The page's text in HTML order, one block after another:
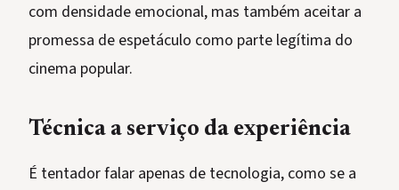
com densidade emocional, mas também aceitar a
promessa de espetáculo como parte legítima do
cinema popular.
Técnica a serviço da experiência
É tentador falar apenas de tecnologia, como se a